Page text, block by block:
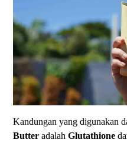
Kandungan yang digunakan
Butter adalahGlutathione